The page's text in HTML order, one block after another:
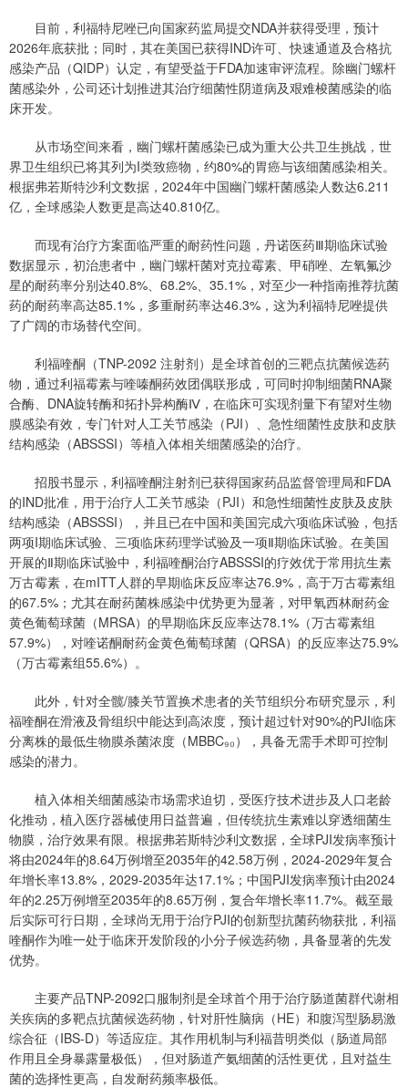
目前，利福特尼唑已向国家药监局提交NDA并获得受理，预计
2026年底获批；同时，其在美国已获得IND许可、快速通道及合格抗
感染产品（QIDP）认定，有望受益于FDA加速审评流程。除幽门螺杆
菌感染外，公司还计划推进其治疗细菌性阴道病及艰难梭菌感染的临
床开发。
从市场空间来看，幽门螺杆菌感染已成为重大公共卫生挑战，世
界卫生组织已将其列为I类致癌物，约80%的胃癌与该细菌感染相关。
根据弗若斯特沙利文数据，2024年中国幽门螺杆菌感染人数达6.211
亿，全球感染人数更是高达40.810亿。
而现有治疗方案面临严重的耐药性问题，丹诺医药Ⅲ期临床试验
数据显示，初治患者中，幽门螺杆菌对克拉霉素、甲硝唑、左氧氟沙
星的耐药率分别达40.8%、68.2%、35.1%，对至少一种指南推荐抗菌
药的耐药率高达85.1%，多重耐药率达46.3%，这为利福特尼唑提供
了广阔的市场替代空间。
利福喹酮（TNP-2092 注射剂）是全球首创的三靶点抗菌候选药
物，通过利福霉素与喹嗪酮药效团偶联形成，可同时抑制细菌RNA聚
合酶、DNA旋转酶和拓扑异构酶Ⅳ，在临床可实现剂量下有望对生物
膜感染有效，专门针对人工关节感染（PJI）、急性细菌性皮肤和皮肤
结构感染（ABSSSI）等植入体相关细菌感染的治疗。
招股书显示，利福喹酮注射剂已获得国家药品监督管理局和FDA
的IND批准，用于治疗人工关节感染（PJI）和急性细菌性皮肤及皮肤
结构感染（ABSSSI），并且已在中国和美国完成六项临床试验，包括
两项I期临床试验、三项临床药理学试验及一项Ⅱ期临床试验。在美国
开展的Ⅱ期临床试验中，利福喹酮治疗ABSSSI的疗效优于常用抗生素
万古霉素，在mITT人群的早期临床反应率达76.9%，高于万古霉素组
的67.5%；尤其在耐药菌株感染中优势更为显著，对甲氧西林耐药金
黄色葡萄球菌（MRSA）的早期临床反应率达78.1%（万古霉素组
57.9%），对喹诺酮耐药金黄色葡萄球菌（QRSA）的反应率达75.9%
（万古霉素组55.6%）。
此外，针对全髋/膝关节置换术患者的关节组织分布研究显示，利
福喹酮在滑液及骨组织中能达到高浓度，预计超过针对90%的PJI临床
分离株的最低生物膜杀菌浓度（MBBC₉₀），具备无需手术即可控制
感染的潜力。
植入体相关细菌感染市场需求迫切，受医疗技术进步及人口老龄
化推动，植入医疗器械使用日益普遍，但传统抗生素难以穿透细菌生
物膜，治疗效果有限。根据弗若斯特沙利文数据，全球PJI发病率预计
将由2024年的8.64万例增至2035年的42.58万例，2024-2029年复合
年增长率13.8%，2029-2035年达17.1%；中国PJI发病率预计由2024
年的2.25万例增至2035年的8.65万例，复合年增长率11.7%。截至最
后实际可行日期，全球尚无用于治疗PJI的创新型抗菌药物获批，利福
喹酮作为唯一处于临床开发阶段的小分子候选药物，具备显著的先发
优势。
主要产品TNP-2092口服制剂是全球首个用于治疗肠道菌群代谢相
关疾病的多靶点抗菌候选药物，针对肝性脑病（HE）和腹泻型肠易激
综合征（IBS-D）等适应症。其作用机制与利福昔明类似（肠道局部
作用且全身暴露量极低），但对肠道产氨细菌的活性更优，且对益生
菌的选择性更高，自发耐药频率极低。